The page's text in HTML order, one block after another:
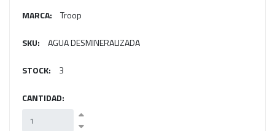
MARCA: Troop
SKU: AGUA DESMINERALIZADA
STOCK: 3
CANTIDAD: